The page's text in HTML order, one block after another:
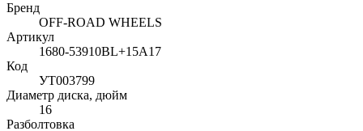
Бренд
OFF-ROAD WHEELS
Артикул
1680-53910BL+15A17
Код
УТ003799
Диаметр диска, дюйм
16
Разболтовка